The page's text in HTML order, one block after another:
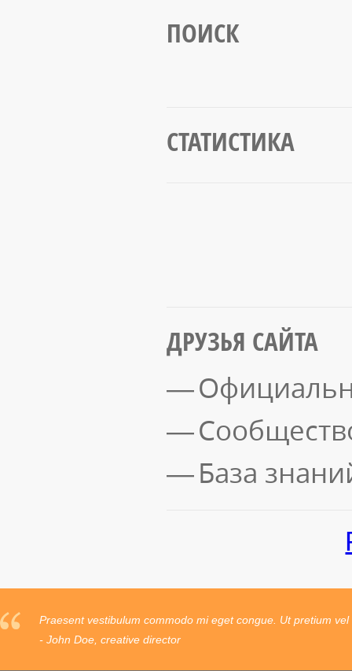
ПОИСК
СТАТИСТИКА
ДРУЗЬЯ САЙТА
База
Praesent vestibulum commodo mi eget congue. Ut pretium
- John Doe, creative director